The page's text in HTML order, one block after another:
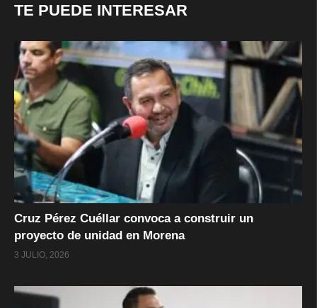
TE PUEDE INTERESAR
Cruz Pérez Cuéllar convoca a construir un
proyecto de unidad en Morena
3 JULIO, 2026